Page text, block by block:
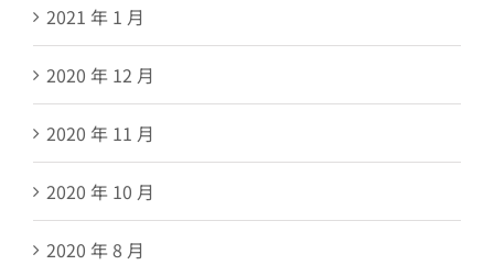
2021 年 1 月
2020 年 12 月
2020 年 11 月
2020 年 10 月
2020 年 8 月